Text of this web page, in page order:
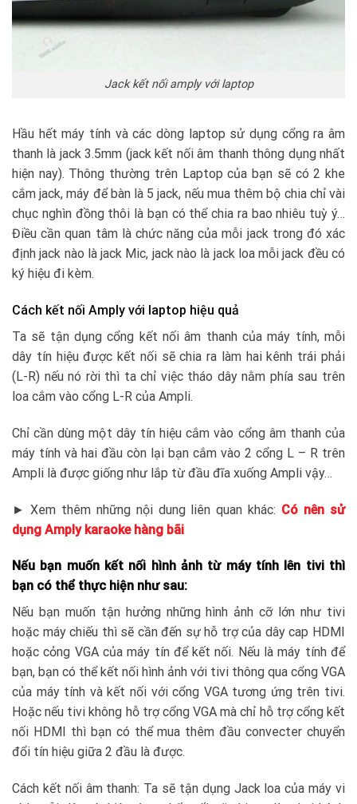
Jack kết nối amply với laptop
Hầu hết máy tính và các dòng laptop sử dụng cổng ra âm
thanh là jack 3.5mm (jack kết nối âm thanh thông dụng nhất
hiện nay). Thông thường trên Laptop của bạn sẽ có 2 khe
cắm jack, máy để bàn là 5 jack, nếu mua thêm bộ chia chỉ vài
chục nghìn đồng thôi là bạn có thể chia ra bao nhiêu tuỳ ý…
Điều cần quan tâm là chức năng của mỗi jack trong đó xác
định jack nào là jack Mic, jack nào là jack loa mỗi jack đều có
ký hiệu đi kèm.
Cách kết nối Amply với laptop hiệu quả
Ta sẽ tận dụng cổng kết nối âm thanh của máy tính, mỗi
dây tín hiệu được kết nối sẽ chia ra làm hai kênh trái phải
(L-R) nếu nó rời thì ta chỉ việc tháo dây nằm phía sau trên
loa cắm vào cổng L-R của Ampli.
Chỉ cần dùng một dây tín hiệu cắm vào cổng âm thanh của
máy tính và hai đầu còn lại bạn cắm vào 2 cổng L – R trên
Ampli là được giống như lắp từ đầu đĩa xuống Ampli vậy…
► Xem thêm những nội dung liên quan khác: Có nên sử
dụng Amply karaoke hàng bãi
Nếu bạn muốn kết nối hình ảnh từ máy tính lên tivi thì
bạn có thể thực hiện như sau:
Nếu bạn muốn tận hưởng những hình ảnh cỡ lớn như tivi
hoặc máy chiếu thì sẽ cần đến sự hỗ trợ của dây cap HDMI
hoặc cỏng VGA của máy tín để kết nối. Nếu là máy tính để
bạn, bạn có thể kết nối hình ảnh với tivi thông qua cổng VGA
của máy tính và kết nối với cổng VGA tương ứng trên tivi.
Hoặc nếu tivi không hỗ trợ cổng VGA mà chỉ hỗ trợ cổng kết
nối HDMI thì bạn có thể mua thêm đầu convecter chuyển
đổi tín hiệu giữa 2 đầu là được.
Cách kết nối âm thanh: Ta sẽ tận dụng Jack loa của máy vi